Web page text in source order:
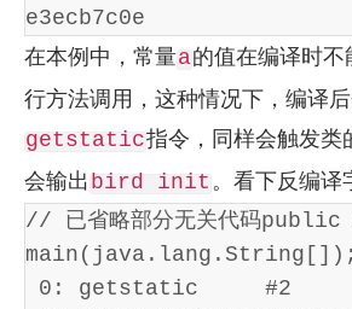
e3ecb7c0e
在本例中，常量a的值在编译时
行方法调用，这种情况下，编译
getstatic指令，同样会触发类
会输出 bird init 。看下反编译
// 已省略部分无关代码
0: getstatic